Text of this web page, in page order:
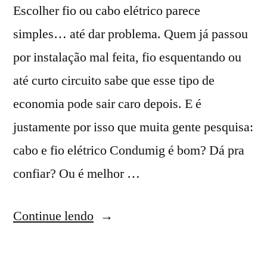
Escolher fio ou cabo elétrico parece
simples… até dar problema. Quem já passou
por instalação mal feita, fio esquentando ou
até curto circuito sabe que esse tipo de
economia pode sair caro depois. E é
justamente por isso que muita gente pesquisa:
cabo e fio elétrico Condumig é bom? Dá pra
confiar? Ou é melhor …
Continue lendo“Cabo